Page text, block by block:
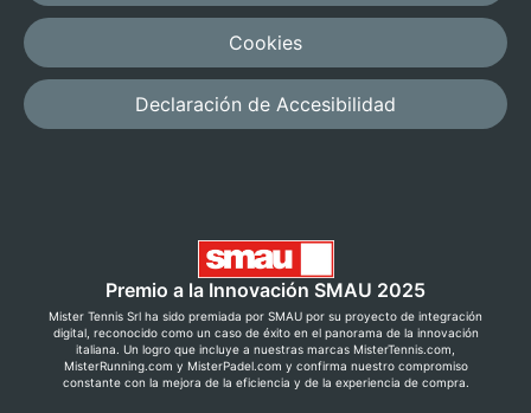
Cookies
Declaración de Accesibilidad
Premio a la Innovación SMAU 2025
Mister Tennis Srl ha sido premiada por SMAU por su proyecto de integración
digital, reconocido como un caso de éxito en el panorama de la innovación
italiana. Un logro que incluye a nuestras marcas MisterTennis.com,
MisterRunning.com y MisterPadel.com y confirma nuestro compromiso
constante con la mejora de la eficiencia y de la experiencia de compra.